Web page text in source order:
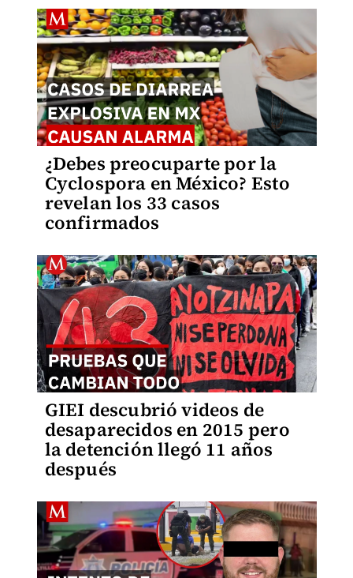
¿Debes preocuparte por la
Cyclospora en México? Esto
revelan los 33 casos
confirmados
GIEI descubrió videos de
desaparecidos en 2015 pero
la detención llegó 11 años
después